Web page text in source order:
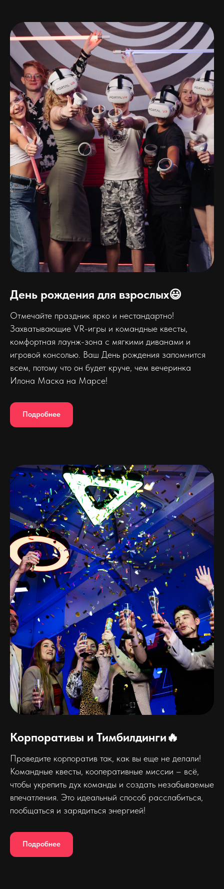
День рождения для взрослых😃
Отмечайте праздник ярко и нестандартно!
Захватывающие VR-игры и командные квесты,
комфортная лаунж-зона с мягкими диванами и
игровой консолью. Ваш День рождения запомнится
всем, потому что он будет круче, чем вечеринка
Илона Маска на Марсе!
Подробнее
Корпоративы и Тимбилдинги🔥
Проведите корпоратив так, как вы еще не делали!
Командные квесты, кооперативные миссии – всё,
чтобы укрепить дух команды и создать незабываемые
впечатления. Это идеальный способ расслабиться,
пообщаться и зарядиться энергией!
Подробнее